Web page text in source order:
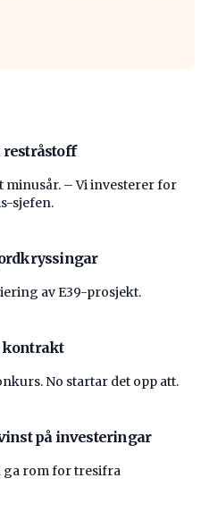
restråstoff
minusår. – Vi investerer for
sjefen.
av E39-prosjekt.
kontrakt
No startar det opp att.
på investeringar
ga rom for tresifra